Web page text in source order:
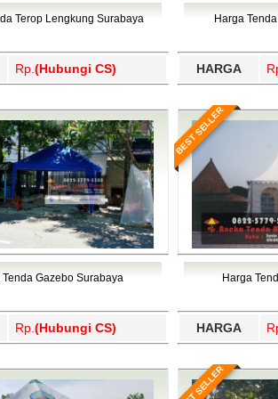
Wakatobi, Waropen, Way Kanan,
Terop Lengkung Surabaya
Rp. (Hubungi CS)
Harga
HARGA
Tenda Gazebo Surabaya
Rp. (Hubungi CS)
BEST SELLER
Harga
HARGA